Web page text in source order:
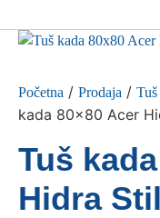
Početna / Prodaja /
kada 80×80 Acer
Tuš
Hidra Stil